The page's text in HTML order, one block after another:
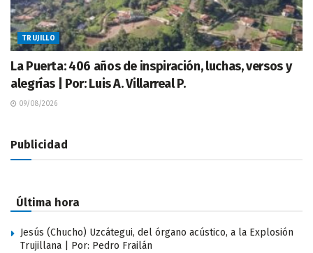
TRUJILLO
La Puerta: 406 años de inspiración, luchas, versos y
alegrías | Por: Luis A. Villarreal P.
09/08/2026
Publicidad
Última hora
Jesús (Chucho) Uzcátegui, del órgano acústico, a la Explosión
Trujillana | Por: Pedro Frailán